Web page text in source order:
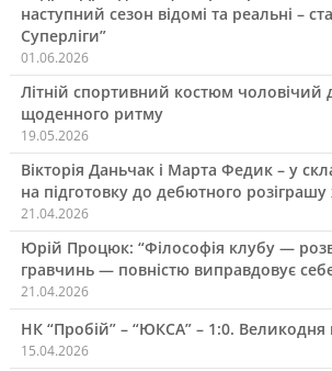
наступний сезон відомі та реальні –
Суперліги”
01.06.2026
Літній спортивний костюм чоловічий
щоденного ритму
19.05.2026
Вікторія Даньчак і Марта Федик – у
на підготовку до дебютного розіграшу
21.04.2026
Юрій Процюк: “Філософія клубу —
гравчинь — повністю виправдовує
21.04.2026
НК “Пробій” – “ЮКСА” – 1:0. Великодня
15.04.2026